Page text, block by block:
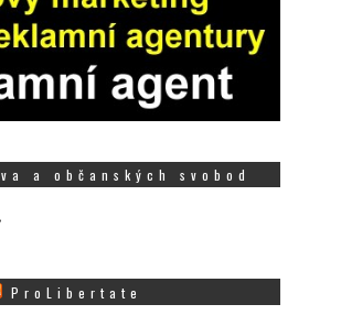
a občanských svobod
ProLibertate